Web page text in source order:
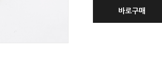
바로구매